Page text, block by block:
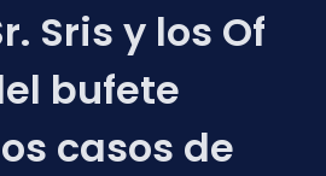
Sris y los Of
bufete
casos de